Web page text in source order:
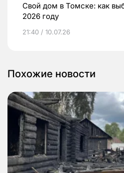
Свой дом в Томске: как
2026 году
21:40 / 10.07.26
Похожие новости